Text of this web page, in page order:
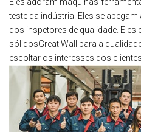
teste da indústria. Eles se
dos inspetores de qualidade.
sólidosGreat Wall para a
escoltar os interesses dos clientes.